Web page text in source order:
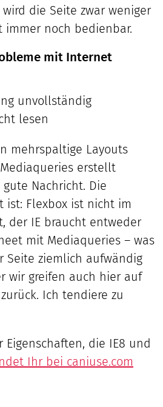
wird die Seite zwar weniger
immer noch bedienbar.
mit Internet
unvollständig
lesen
mehrspaltige Layouts
erstellt
Nachricht. Die
ist: Flexbox ist nicht im
der IE braucht entweder
mit Mediaqueries – was
Seite ziemlich aufwändig
wir greifen auch hier auf
Ich tendiere zu
Eigenschaften, die IE8 und
Ihr bei caniuse.com